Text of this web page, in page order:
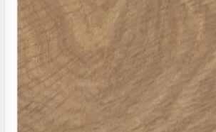
Кварц-винил (ПВХ плитка)
Инженерная доска
Паркетная доска